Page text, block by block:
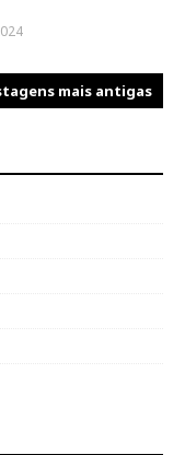
mais antigas